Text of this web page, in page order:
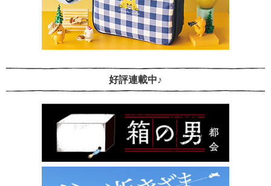
好評連載中♪